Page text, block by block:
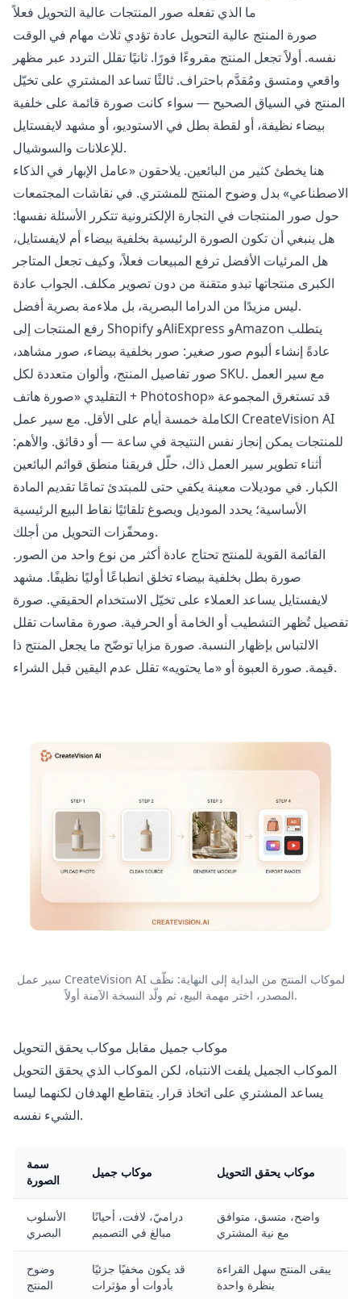
ما الذي تفعله صور المنتجات عالية التحويل فعلاً
صورة المنتج عالية التحويل عادة تؤدي ثلاث مهام في الوقت
نفسه. أولاً تجعل المنتج مقروءًا فورًا. ثانيًا تقلل التردد عبر مظهر
واقعي ومتسق ومُقدَّم باحتراف. ثالثًا تساعد المشتري على تخيّل
المنتج في السياق الصحيح — سواء كانت صورة قائمة على خلفية
بيضاء نظيفة، أو لقطة بطل في الاستوديو، أو مشهد لايفستايل
للإعلانات والسوشيال.
هنا يخطئ كثير من البائعين. يلاحقون «عامل الإبهار في الذكاء
الاصطناعي» بدل وضوح المنتج للمشتري. في نقاشات المجتمعات
حول صور المنتجات في التجارة الإلكترونية تتكرر الأسئلة نفسها:
هل ينبغي أن تكون الصورة الرئيسية بخلفية بيضاء أم لايفستايل،
هل المرئيات الأفضل ترفع المبيعات فعلاً، وكيف تجعل المتاجر
الكبرى منتجاتها تبدو متقنة من دون تصوير مكلف. الجواب عادة
ليس مزيدًا من الدراما البصرية، بل ملاءمة بصرية أفضل.
رفع المنتجات إلى Shopify وAliExpress وAmazon يتطلب
عادةً إنشاء ألبوم صور صغير: صور بخلفية بيضاء، صور مشاهد،
صور تفاصيل المنتج، وألوان متعددة لكل SKU. مع سير العمل
التقليدي «صورة هاتف + Photoshop» قد تستغرق المجموعة
الكاملة خمسة أيام على الأقل. مع سير عمل CreateVision AI
للمنتجات يمكن إنجاز نفس النتيجة في ساعة — أو دقائق. والأهم:
أثناء تطوير سير العمل ذاك، حلّل فريقنا منطق قوائم البائعين
الكبار. في موديلات معينة يكفي حتى للمبتدئ تمامًا تقديم المادة
الأساسية؛ يحدد الموديل ويصوغ تلقائيًا نقاط البيع الرئيسية
ومحفّزات التحويل من أجلك.
القائمة القوية للمنتج تحتاج عادة أكثر من نوع واحد من الصور.
صورة بطل بخلفية بيضاء تخلق انطباعًا أوليًا نظيفًا. مشهد
لايفستايل يساعد العملاء على تخيّل الاستخدام الحقيقي. صورة
تفصيل تُظهر التشطيب أو الخامة أو الحرفية. صورة مقاسات تقلل
الالتباس بإظهار النسبة. صورة مزايا توضّح ما يجعل المنتج ذا
قيمة. صورة العبوة أو «ما يحتويه» تقلل عدم اليقين قبل الشراء.
سير عمل CreateVision AI لموكاب المنتج من البداية إلى النهاية: نظّف
المصدر، اختر مهمة البيع، ثم ولّد النسخة الآمنة أولاً.
موكاب جميل مقابل موكاب يحقق التحويل
الموكاب الجميل يلفت الانتباه، لكن الموكاب الذي يحقق التحويل
يساعد المشتري على اتخاذ قرار. يتقاطع الهدفان لكنهما ليسا
الشيء نفسه.
سمة
الصورة
موكاب جميل موكاب يحقق التحويل
الأسلوب
البصري
دراميّ، لافت، أحيانًا
مبالغ في التصميم
واضح، متسق، متوافق
مع نية المشتري
وضوح
المنتج
قد يكون مخفيًا جزئيًا
بأدوات أو مؤثرات
يبقى المنتج سهل القراءة
بنظرة واحدة